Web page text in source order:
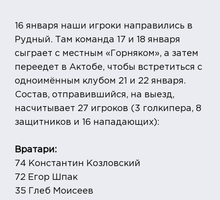
16 января наши игроки направились в
Рудный. Там команда 17 и 18 января
сыграет с местным «Горняком», а затем
переедет в Актобе, чтобы встретиться с
одноимённым клубом 21 и 22 января.
Состав, отправившийся, на выезд,
насчитывает 27 игроков (3 голкипера, 8
защитников и 16 нападающих):
Вратари:
74 Константин Козловский
72 Егор Шпак
35 Глеб Моисеев